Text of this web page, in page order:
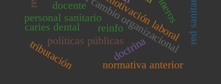
motivación laboral
personal sanitario
caries dental
docente
doctrina
normativa anterior
reinfo
políticas públicas
tributación